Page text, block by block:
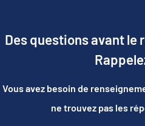
Des questions avant le
Vous avez besoin de
ne trouvez pas les